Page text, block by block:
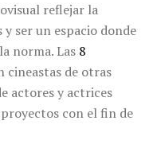
reflejar la
y ser un espacio donde
norma. Las 8
cineastas de otras
actores y actrices
con el fin de